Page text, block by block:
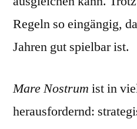
Regeln so eingängig,
Jahren gut spielbar ist.
Mare Nostrum ist in
herausfordernd: